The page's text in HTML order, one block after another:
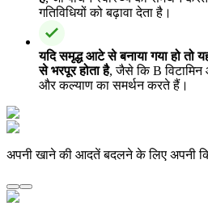
गतिविधियों को बढ़ावा देता है।
यदि समृद्ध आटे से बनाया गया हो तो
से भरपूर होता है, जैसे कि B
और कल्याण का समर्थन करते हैं।
अपनी खाने की आदतें बदलने के लिए अपनी